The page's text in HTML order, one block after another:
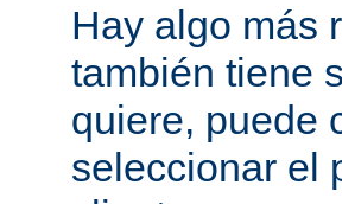
Hay algo más
también tiene
quiere, puede
seleccionar el